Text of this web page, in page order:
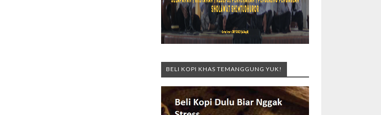
BELI KOPI KHAS TEMANGGUNG YUK!